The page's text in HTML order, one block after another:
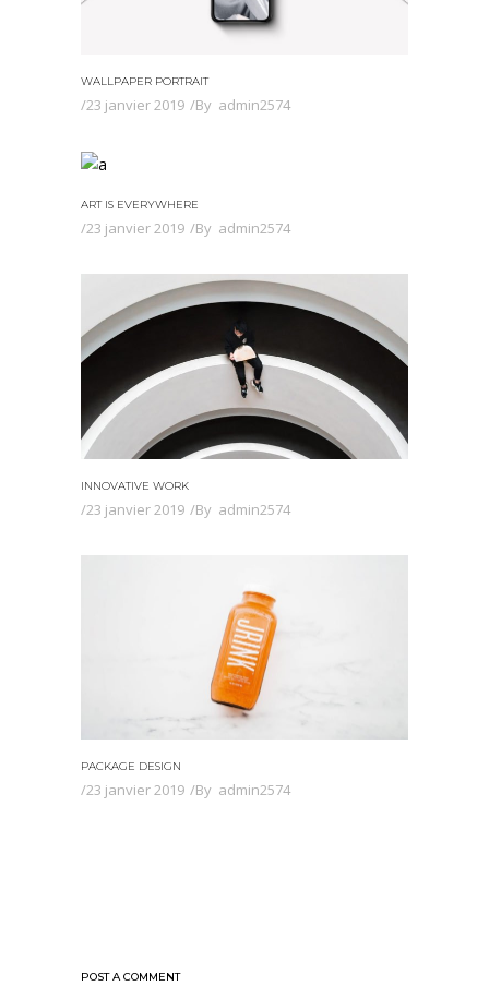
WALLPAPER PORTRAIT
23 janvier 2019 By admin2574
ART IS EVERYWHERE
23 janvier 2019 By admin2574
INNOVATIVE WORK
23 janvier 2019 By admin2574
PACKAGE DESIGN
23 janvier 2019 By admin2574
POST A COMMENT